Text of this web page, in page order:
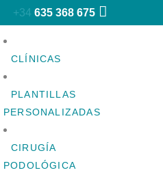
+34 635 368 675
CLÍNICAS
PLANTILLAS
PERSONALIZADAS
CIRUGÍA
PODOLÓGICA